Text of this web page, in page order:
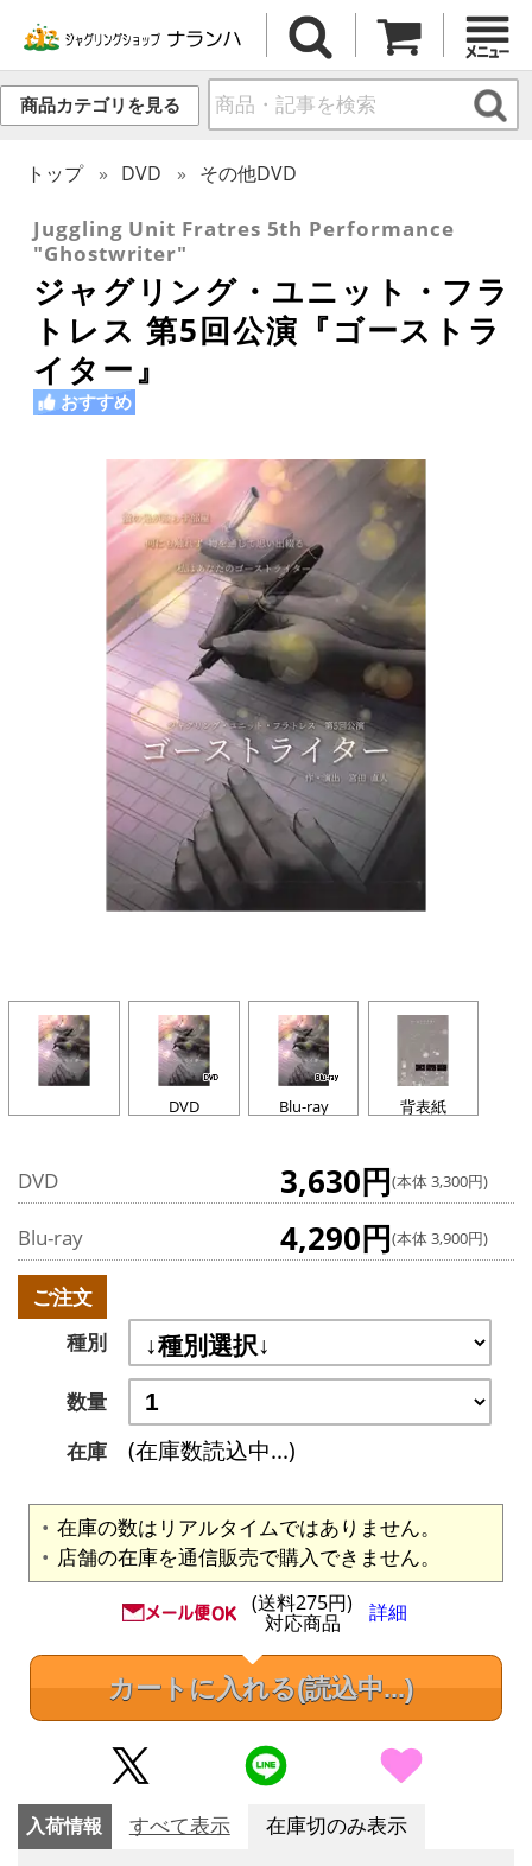
商品カテゴリを見る
トップ DVD その他DVD
Juggling Unit Fratres 5th Performance
"Ghostwriter"
ジャグリング・ユニット・フラ
トレス 第5回公演『ゴーストラ
イター』
おすすめ
DVD Blu-ray 背表紙
DVD 3,630円(本体 3,300円)
Blu-ray 4,290円(本体 3,900円)
ご注文
種別
数量
在庫
(在庫数読込中...)
在庫の数はリアルタイムではありません。
店舗の在庫を通信販売で購入できません。
(送料275円)
対応商品 詳細
カートに入れる(読込中...)
入荷情報 すべて表示 在庫切のみ表示